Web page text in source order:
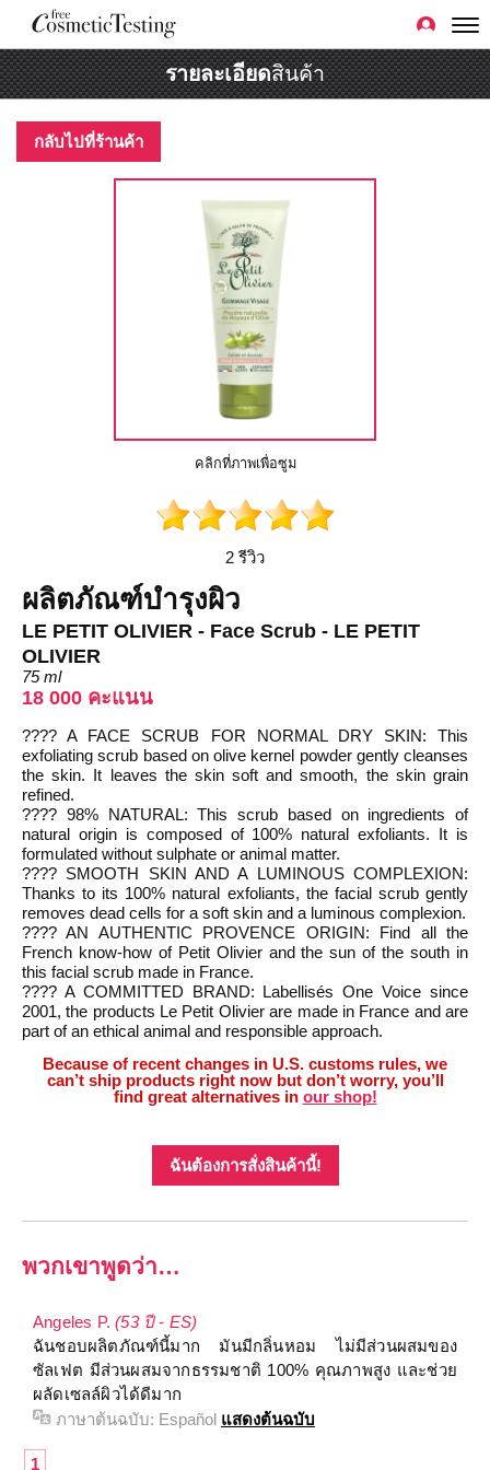
รายละเอียดสินค้า
กลับไปที่ร้านค้า
คลิกที่ภาพเพื่อซูม
2 รีวิว
ผลิตภัณฑ์บำรุงผิว
LE PETIT OLIVIER - Face Scrub - LE PETIT
OLIVIER
75 ml
18 000 คะแนน
???? A FACE SCRUB FOR NORMAL DRY SKIN: This
exfoliating scrub based on olive kernel powder gently cleanses
the skin. It leaves the skin soft and smooth, the skin grain
refined.
???? 98% NATURAL: This scrub based on ingredients of
natural origin is composed of 100% natural exfoliants. It is
formulated without sulphate or animal matter.
???? SMOOTH SKIN AND A LUMINOUS COMPLEXION:
Thanks to its 100% natural exfoliants, the facial scrub gently
removes dead cells for a soft skin and a luminous complexion.
???? AN AUTHENTIC PROVENCE ORIGIN: Find all the
French know-how of Petit Olivier and the sun of the south in
this facial scrub made in France.
???? A COMMITTED BRAND: Labellisés One Voice since
2001, the products Le Petit Olivier are made in France and are
part of an ethical animal and responsible approach.
Because of recent changes in U.S. customs rules, we
can’t ship products right now but don’t worry, you’ll
find great alternatives in our shop!
ฉันต้องการสั่งสินค้านี้!
พวกเขาพูดว่า…
Angeles P.(53 ปี - ES)
ฉันชอบผลิตภัณฑ์นี้มาก มันมีกลิ่นหอม ไม่มีส่วนผสมของ
ซัลเฟต มีส่วนผสมจากธรรมชาติ 100% คุณภาพสูง และช่วย
ผลัดเซลล์ผิวได้ดีมาก
ภาษาต้นฉบับ: Español แสดงต้นฉบับ
1